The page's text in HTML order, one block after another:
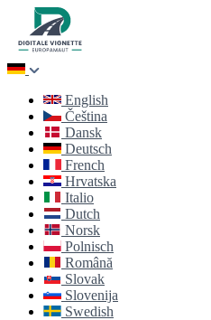
English
Čeština
Dansk
Deutsch
French
Hrvatska
Italio
Dutch
Norsk
Polnisch
Română
Slovak
Slovenija
Swedish